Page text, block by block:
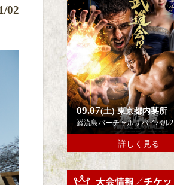
02
09.07(土)東京都内某所
巌流島バーチャルサバイバル2
詳しく見る